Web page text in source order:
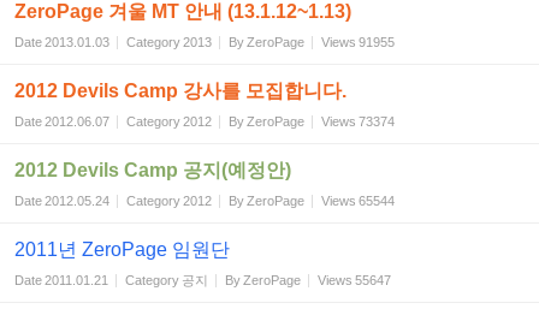
ZeroPage 겨울 MT 안내 (13.1.12~1.13)
Date2013.01.03 Category2013 By ZeroPage Views 91955
2012 Devils Camp 강사를 모집합니다.
Date2012.06.07 Category2012 By ZeroPage Views 73374
2012 Devils Camp 공지(예정안)
Date2012.05.24 Category2012 By ZeroPage Views 65544
2011년 ZeroPage 임원단
Date2011.01.21 Category 공지 By ZeroPage Views 55647